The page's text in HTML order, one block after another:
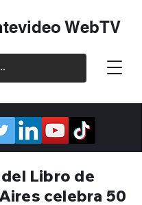
WebTV
Libro de
celebra 50